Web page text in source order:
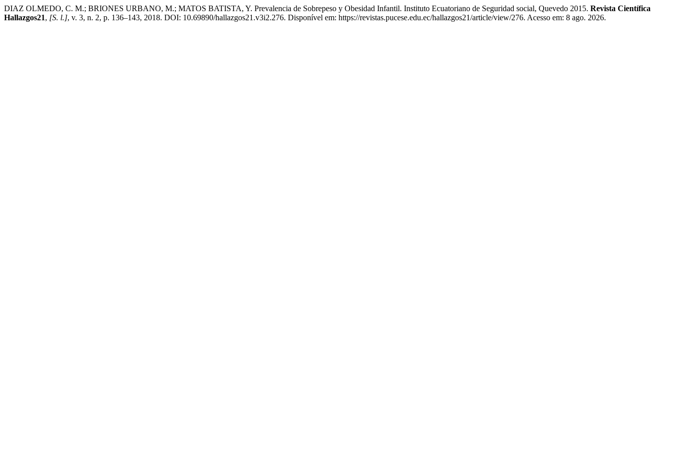
DIAZ OLMEDO, C. M.; BRIONES URBANO, M.; MATOS BATISTA, Y. Prevalencia de Sobrepeso y Obesidad Infantil. Instituto Ecuatoriano de Seguridad social, Quevedo 2015. Revista Científica
Hallazgos21, [S. l.], v. 3, n. 2, p. 136–143, 2018. DOI: 10.69890/hallazgos21.v3i2.276. Disponível em: https://revistas.pucese.edu.ec/hallazgos21/article/view/276. Acesso em: 8 ago. 2026.